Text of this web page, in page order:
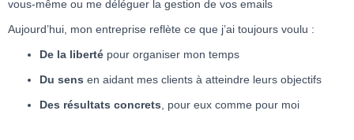
vous-même ou me déléguer la gestion de vos emails
Aujourd’hui, mon entreprise reflète ce que j’ai toujours voulu :
De la liberté pour organiser mon temps
Du sens en aidant mes clients à atteindre leurs objectifs
Des résultats concrets, pour eux comme pour moi